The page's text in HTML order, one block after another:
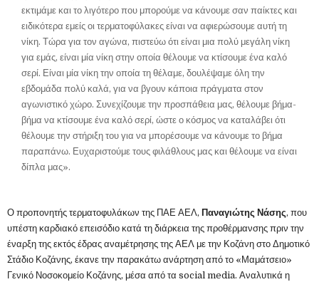
εκτιμάμε και το λιγότερο που μπορούμε να κάνουμε σαν παίκτες και
ειδικότερα εμείς οι τερματοφύλακες είναι να αφιερώσουμε αυτή τη
νίκη. Τώρα για τον αγώνα, πιστεύω ότι είναι μια πολύ μεγάλη νίκη
για εμάς, είναι μία νίκη στην οποία θέλουμε να κτίσουμε ένα καλό
σερί. Είναι μία νίκη την οποία τη θέλαμε, δουλέψαμε όλη την
εβδομάδα πολύ καλά, για να βγουν κάποια πράγματα στον
αγωνιστικό χώρο. Συνεχίζουμε την προσπάθεια μας, θέλουμε βήμα-
βήμα να κτίσουμε ένα καλό σερί, ώστε ο κόσμος να καταλάβει ότι
θέλουμε την στήριξη του για να μπορέσουμε να κάνουμε το βήμα
παραπάνω. Ευχαριστούμε τους φιλάθλους μας και θέλουμε να είναι
δίπλα μας».
Ο προπονητής τερματοφυλάκων της ΠΑΕ ΑΕΛ, Παναγιώτης Νάσης, που
υπέστη καρδιακό επεισόδιο κατά τη διάρκεια της προθέρμανσης πριν την
έναρξη της εκτός έδρας αναμέτρησης της ΑΕΛ με την Κοζάνη στο Δημοτικό
Στάδιο Κοζάνης, έκανε την παρακάτω ανάρτηση από το «Μαμάτσειο»
Γενικό Νοσοκομείο Κοζάνης, μέσα από τα social media. Αναλυτικά η